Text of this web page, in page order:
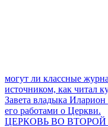
могут ли классные
источником, как читал
Завета владыка
его работами о Церкви.
ЦЕРКОВЬ ВО